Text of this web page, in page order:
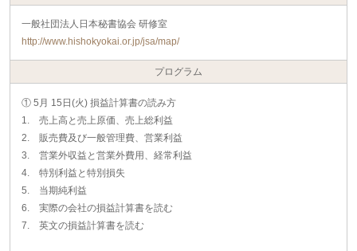
一般社団法人日本秘書協会 研修室
http://www.hishokyokai.or.jp/jsa/map/
プログラム
① 5月 15日(火) 損益計算書の読み方
1. 売上高と売上原価、売上総利益
2. 販売費及び一般管理費、営業利益
3. 営業外収益と営業外費用、経常利益
4. 特別利益と特別損失
5. 当期純利益
6. 実際の会社の損益計算書を読む
7. 英文の損益計算書を読む